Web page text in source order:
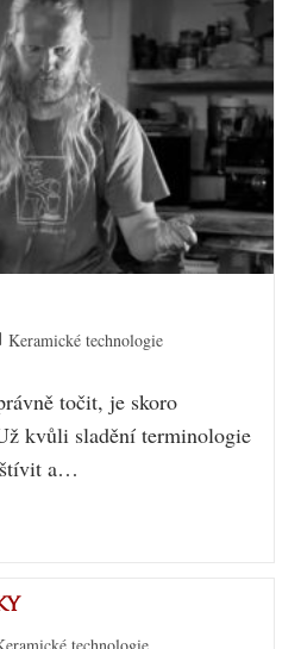
Keramické technologie
točit, je skoro
kvůli sladění terminologie
a…